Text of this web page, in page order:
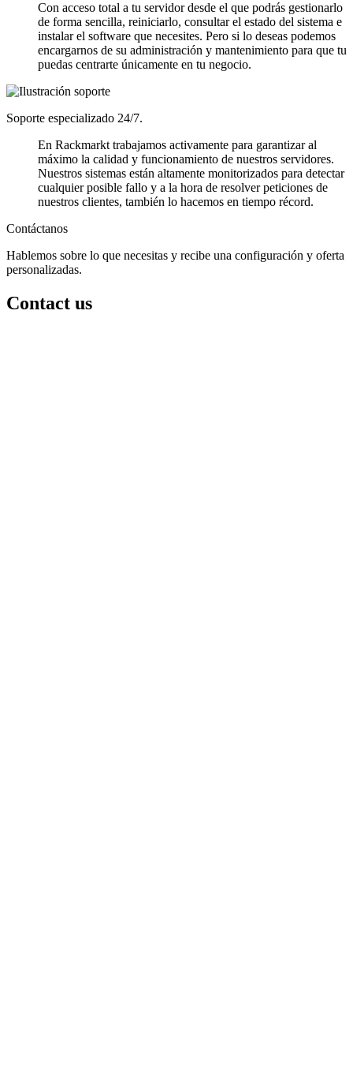
Con acceso total a tu servidor desde el que podrás gestionarlo
de forma sencilla, reiniciarlo, consultar el estado del sistema e
instalar el software que necesites. Pero si lo deseas podemos
encargarnos de su administración y mantenimiento para que tu
puedas centrarte únicamente en tu negocio.
Soporte especializado 24/7.
En Rackmarkt trabajamos activamente para garantizar al
máximo la calidad y funcionamiento de nuestros servidores.
Nuestros sistemas están altamente monitorizados para detectar
cualquier posible fallo y a la hora de resolver peticiones de
nuestros clientes, también lo hacemos en tiempo récord.
Contáctanos
Hablemos sobre lo que necesitas y recibe una configuración y oferta
personalizadas.
Contact us